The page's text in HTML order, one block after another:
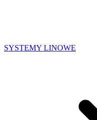
SYSTEMY LINOWE